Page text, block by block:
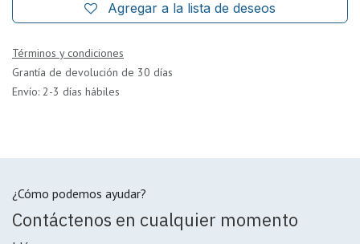
Agregar a la lista de deseos
Términos y condiciones
Grantía de devolución de 30 días
Envío: 2-3 días hábiles
¿Cómo podemos ayudar?
Contáctenos en cualquier momento